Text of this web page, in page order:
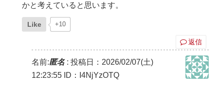
かと考えていると思います。
Like +10
返信
名前:匿名: 投稿日：2026/02/07(土)
12:23:55 ID：I4NjYzOTQ